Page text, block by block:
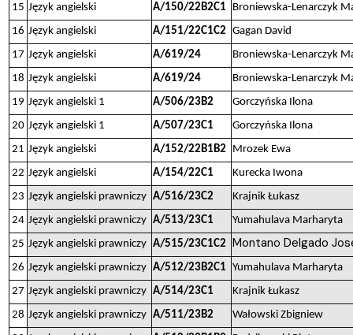
15 Język angielski A/150/22B2C1
Broniewska-Lenarczyk
16 Język angielski A/151/22C1C2 Gagan David
17 Język angielski A/619/24
Broniewska-Lenarczyk
18 Język angielski A/619/24
Broniewska-Lenarczyk
19 Język angielski 1 A/506/23B2
Gorczyńska Ilona
20 Język angielski 1 A/507/23C1
Gorczyńska Ilona
21 Język angielski A/152/22B1B2
Mrozek Ewa
22 Język angielski A/154/22C1
Kurecka Iwona
23 Język angielski prawniczy A/516/23C2
Krajnik Łukasz
24 Język angielski prawniczy A/513/23C1
Yumahulava Marharyta
25 Język angielski prawniczy A/515/23C1C2 Montano Delgado
26 Język angielski prawniczy A/512/23B2C1 Yumahulava Marharyta
27 Język angielski prawniczy A/514/23C1
Krajnik Łukasz
28 Język angielski prawniczy A/511/23B2
Wałowski Zbigniew